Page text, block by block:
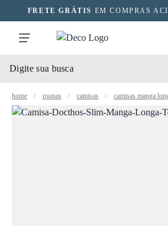
FRETE GRÁTIS EM COMPRAS
home roupas camisas camisas manga